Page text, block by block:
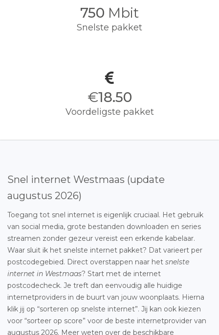
750 Mbit
Snelste pakket
€18.50
Voordeligste pakket
Snel internet Westmaas (update
augustus 2026)
Toegang tot snel internet is eigenlijk cruciaal. Het gebruik
van social media, grote bestanden downloaden en series
streamen zonder gezeur vereist een erkende kabelaar.
Waar sluit ik het snelste internet pakket? Dat varieert per
postcodegebied. Direct overstappen naar het snelste
internet in Westmaas? Start met de internet
postcodecheck. Je treft dan eenvoudig alle huidige
internetproviders in de buurt van jouw woonplaats. Hierna
klik jij op “sorteren op snelste internet”. Jij kan ook kiezen
voor “sorteer op score” voor de beste internetprovider van
augustus 2026. Meer weten over de beschikbare